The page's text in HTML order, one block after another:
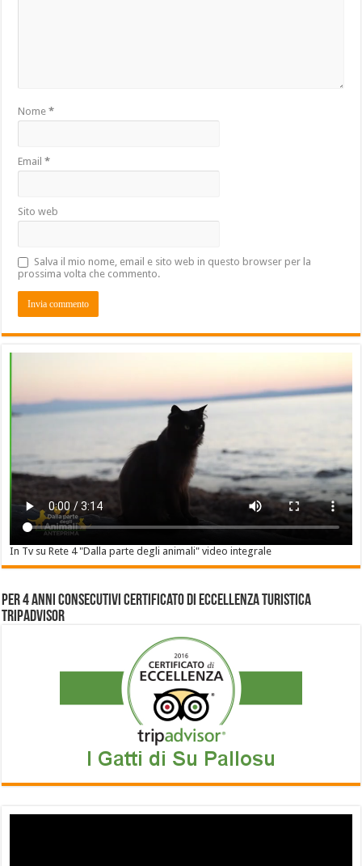
Nome*
Email*
Sito web
Salva il mio nome, email e sito web in questo browser per la
prossima volta che commento.
In Tv su Rete 4 "Dalla parte degli animali" video integrale
Per 4 anni consecutivi Certificato di Eccellenza Turistica
Tripadvisor